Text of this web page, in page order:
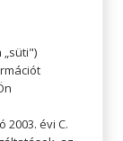
évi C.